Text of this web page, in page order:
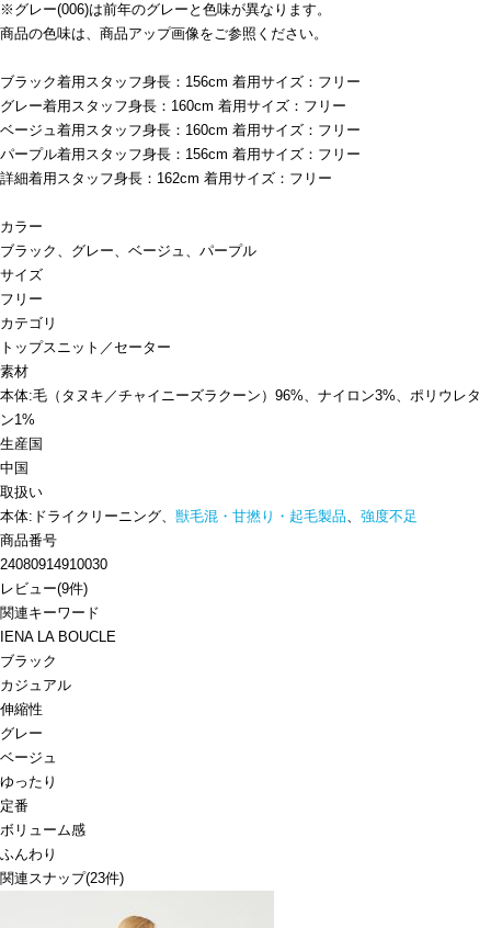
※グレー(006)は前年のグレーと色味が異なります。
商品の色味は、商品アップ画像をご参照ください。
ブラック着用スタッフ身長：156cm 着用サイズ：フリー
グレー着用スタッフ身長：160cm 着用サイズ：フリー
ベージュ着用スタッフ身長：160cm 着用サイズ：フリー
パープル着用スタッフ身長：156cm 着用サイズ：フリー
詳細着用スタッフ身長：162cm 着用サイズ：フリー
カラー
ブラック、グレー、ベージュ、パープル
サイズ
フリー
カテゴリ
トップスニット／セーター
素材
本体:毛（タヌキ／チャイニーズラクーン）96%、ナイロン3%、ポリウレタ
ン1%
生産国
中国
取扱い
本体:ドライクリーニング、 獣毛混・甘撚り・起毛製品、 強度不足
商品番号
24080914910030
レビュー(9件)
関連キーワード
IENA LA BOUCLE
ブラック
カジュアル
伸縮性
グレー
ベージュ
ゆったり
定番
ボリューム感
ふんわり
関連スナップ(23件)